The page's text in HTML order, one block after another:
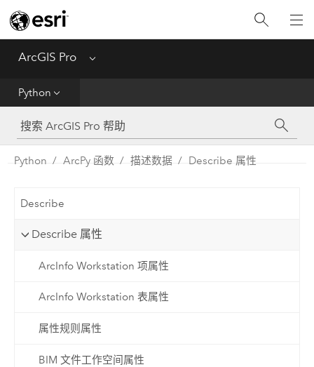
ArcGIS Pro Menu
Python
工具参考
Python
Python ArcPy 函数 描述数据 Describe 属性
Describe
Describe 属性
ArcInfo Workstation 项属性
ArcInfo Workstation 表属性
属性规则属性
BIM 文件工作空间属性